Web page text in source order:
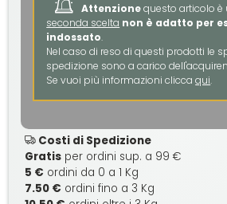
Attenzionequesto articolo è
seconda scelta non è adatto per
indossato.
Nel caso di reso di questi prodotti le
spedizione sono a carico
Se vuoi più informazioni cliccaqui.
Costi di Spedizione
Gratis per ordini sup. a 99 €
5 € ordini da 0 a 1 Kg
7.50 € ordini fino a 3 Kg